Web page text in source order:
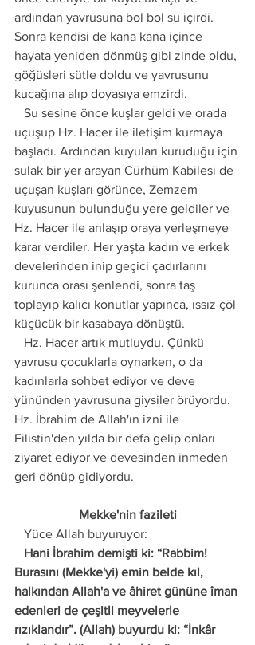
ardından yavrusuna bol bol su içirdi.
Sonra kendisi de kana kana içince
hayata yeniden dönmüş gibi zinde oldu,
göğüsleri sütle doldu ve yavrusunu
kucağına alıp doyasıya emzirdi.
uçuşup Hz. Hacer ile iletişim kurmaya
başladı. Ardından kuyuları kuruduğu için
sulak bir yer arayan Cürhüm Kabilesi de
uçuşan kuşları görünce, Zemzem
kuyusunun bulunduğu yere geldiler ve
Hz. Hacer ile anlaşıp oraya yerleşmeye
karar verdiler. Her yaşta kadın ve erkek
develerinden inip geçici çadırlarını
kurunca orası şenlendi, sonra taş
toplayıp kalıcı konutlar yapınca, ıssız çöl
küçücük bir kasabaya dönüştü.
yavrusu çocuklarla oynarken, o da
kadınlarla sohbet ediyor ve deve
yününden yavrusuna giysiler örüyordu.
Hz. İbrahim de Allah'ın izni ile
Filistin'den yılda bir defa gelip onları
ziyaret ediyor ve devesinden inmeden
geri dönüp gidiyordu.
Mekke'nin fazileti
   Yüce Allah buyuruyor:
Burasını (Mekke'yi) emin belde kıl,
halkından Allah'a ve âhiret gününe îman
edenleri de çeşitli meyvelerle
rızıklandır”. (Allah) buyurdu ki: “İnkâr